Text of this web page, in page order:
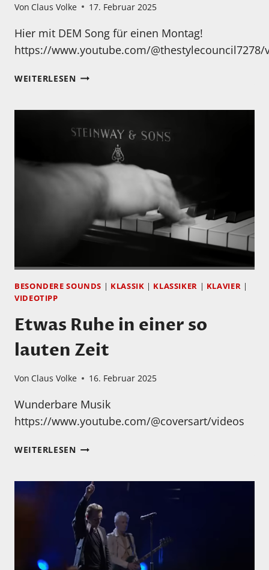
Von Claus Volke 17. Februar 2025
Hier mit DEM Song für einen Montag!
https://www.youtube.com/@thestylecouncil7278/
WEITERLESENMONTAG…
BESONDERE SOUNDS | KLASSIK | KLASSIKER | KLAVIER |
VIDEOTIPP
Etwas Ruhe in einer so
lauten Zeit
Von Claus Volke 16. Februar 2025
Wunderbare Musik
https://www.youtube.com/@coversart/videos
WEITERLESENETWAS
EINER
SO
LAUTEN
ZEIT